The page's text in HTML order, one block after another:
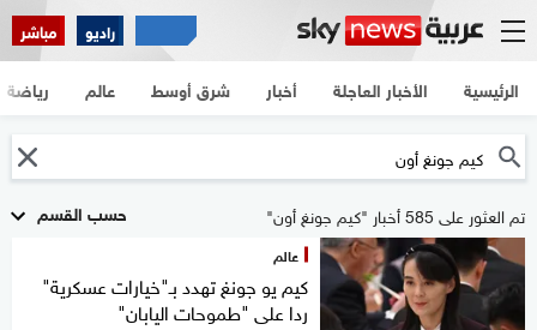
راديو مباشر
الرئيسية الأخبار العاجلة أخبار شرق أوسط عالم رياضة
حسب القسم تم العثور على 585 أخبار "كيم جونغ أون"
عالم
كيم يو جونغ تهدد بـ"خيارات عسكرية"
ردا على "طموحات اليابان"